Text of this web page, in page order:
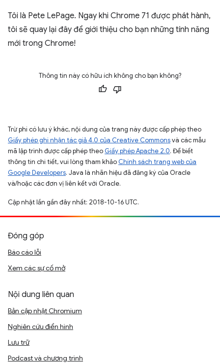
Tôi là Pete LePage. Ngay khi Chrome 71 được phát hành,
tôi sẽ quay lại đây để giới thiệu cho bạn những tính năng
mới trong Chrome!
Thông tin này có hữu ích không cho bạn không?
Trừ phi có lưu ý khác, nội dung của trang này được cấp phép theo
Giấy phép ghi nhận tác giả 4.0 của Creative Commonsvà các mẫu
mã lập trình được cấp phép theo Giấy phép Apache 2.0. Để biết
thông tin chi tiết, vui lòng tham khảo Chính sách trang web của
Google Developers. Java là nhãn hiệu đã đăng ký của Oracle
và/hoặc các đơn vị liên kết với Oracle.
Cập nhật lần gần đây nhất: 2018-10-16 UTC.
Đóng góp
Báo cáo lỗi
Xem các sự cố mở
Nội dung liên quan
Bản cập nhật Chromium
Nghiên cứu điển hình
Lưu trữ
Podcast và chương trình